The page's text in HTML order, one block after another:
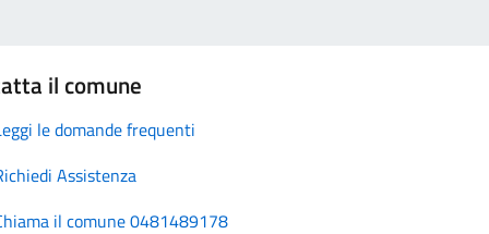
il comune
le domande frequenti
Assistenza
il comune 0481489178